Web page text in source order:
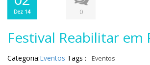
Dez 14 0
Festival Reabilitar em
Categoria:Eventos Tags : Eventos